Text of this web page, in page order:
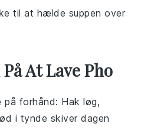
til at hælde suppen over
At Lave Pho
på forhånd: Hakløg,
i tynde skiver dagen